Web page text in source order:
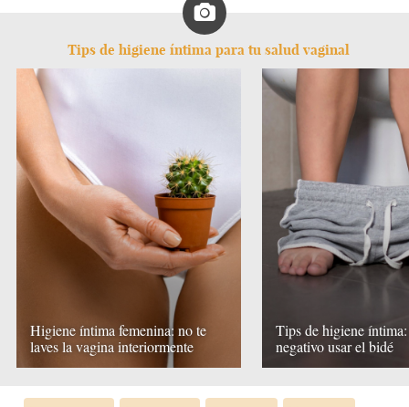
Tips de higiene íntima para tu salud vaginal
Higiene íntima femenina: no te
laves la vagina interiormente
Tips de higiene
negativo usar el bidé